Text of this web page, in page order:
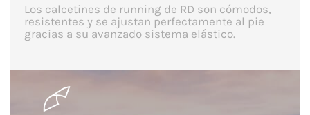
Los calcetines de running de RD son cómodos,
resistentes y se ajustan perfectamente al pie
gracias a su avanzado sistema elástico.